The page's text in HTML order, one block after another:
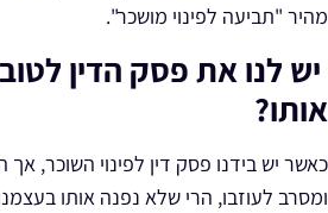
מהיר "תביעה לפינוי מושכר".
יש לנו את פסק הדין
אותו?
כאשר יש בידנו פסק דין לפינוי השוכר,
ומסרב לעוזבו, הרי שלא נפנה אותו